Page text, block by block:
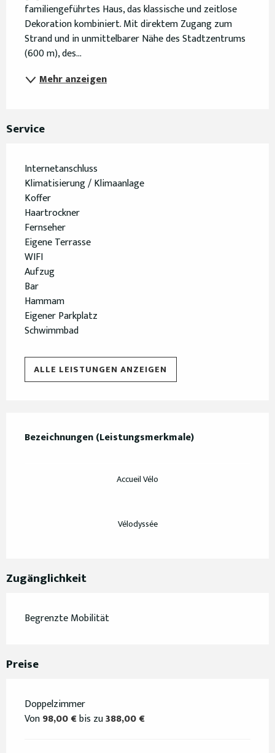
familiengeführtes Haus, das klassische und zeitlose
Dekoration kombiniert. Mit direktem Zugang zum
Strand und in unmittelbarer Nähe des Stadtzentrums
(600 m), des...
Mehr anzeigen
Service
Internetanschluss
Klimatisierung / Klimaanlage
Koffer
Haartrockner
Fernseher
Eigene Terrasse
WIFI
Aufzug
Bar
Hammam
Eigener Parkplatz
Schwimmbad
ALLE LEISTUNGEN ANZEIGEN
Bezeichnungen (Leistungsmerkmale)
Bezeichnungen (Leistungsmerkmale)
Accueil Vélo
Vélodyssée
Zugänglichkeit
Begrenzte Mobilität
Preise
Doppelzimmer
Von98,00 €bis zu388,00 €